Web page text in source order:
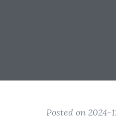
Posted on 2024-